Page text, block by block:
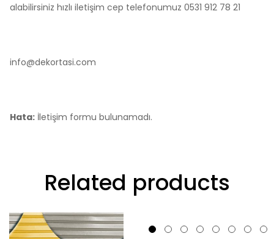
alabilirsiniz hızlı iletişim cep telefonumuz 0531 912 78 21
info@dekortasi.com
Hata: İletişim formu bulunamadı.
Related products